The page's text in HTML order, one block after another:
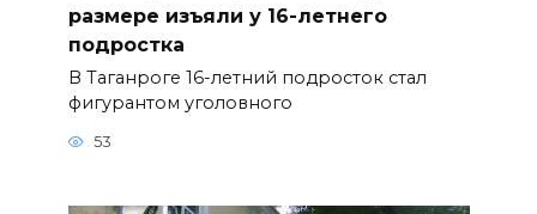
размере изъяли у 16-летнего
подростка
В Таганроге 16-летний подросток стал
фигурантом уголовного
53